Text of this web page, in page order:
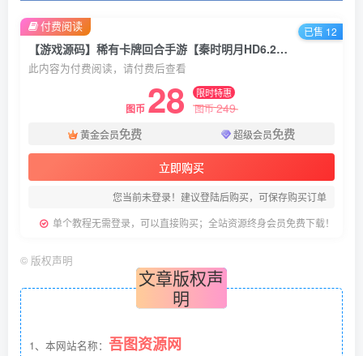
【游戏源码】稀有卡牌回合手游【秦时明月HD6.2魔改版】安卓苹果双端+GM后台+Linux一键全自动搭建脚本+Linux手工服务端++详细搭建教程
此内容为付费阅读，请付费后查看
图币 28 限时特惠
图币249
黄金会员免费 超级会员免费
立即购买
您当前未登录！建议登陆后购买，可保存购买订单
单个教程无需登录，可以直接购买；全站资源终身会员免费下载！
付费阅读 已售 12
© 版权声明
文章版权声
明
1、本网站名称： 吾图资源网